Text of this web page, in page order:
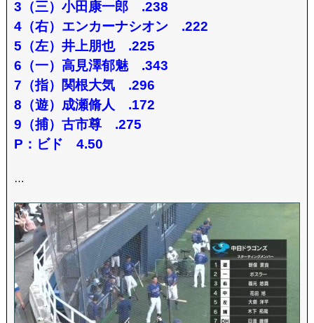
3（三）小田康一郎 .238
4（右）エンカーナシオン .222
5（左）井上朋也 .225
6（一）高見澤郁魅 .343
7（指）関根大気 .296
8（遊）成瀬脩人 .172
9（捕）古市尊 .275
P：ビド 4.50
…